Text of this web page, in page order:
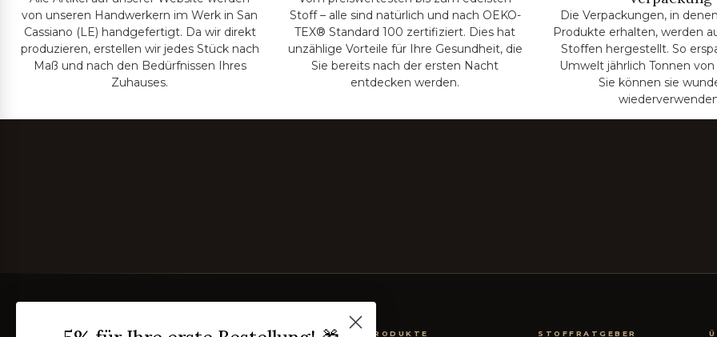
von unseren Handwerkern im Werk in San
Cassiano (LE) handgefertigt. Da wir direkt
produzieren, erstellen wir jedes Stück nach
Maß und nach den Bedürfnissen Ihres
Zuhauses.
Stoff – alle sind natürlich und nach OEKO-
TEX® Standard 100 zertifiziert. Dies hat
unzählige Vorteile für Ihre Gesundheit, die
Sie bereits nach der ersten Nacht
entdecken werden.
Die Verpackungen, in
Produkte erhalten, werden
Stoffen hergestellt. So
Umwelt jährlich Tonnen von
Sie können sie
PRODUKTE STOFFRATGEBER